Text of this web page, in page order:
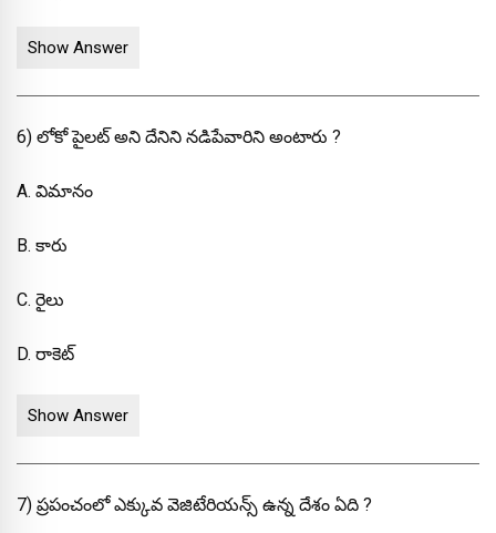
Show Answer
6) లోకో పైలట్ అని దేనిని నడిపేవారిని అంటారు ?
A. విమానం
B. కారు
C. రైలు
D. రాకెట్
Show Answer
7) ప్రపంచంలో ఎక్కువ వెజిటేరియన్స్ ఉన్న దేశం ఏది ?